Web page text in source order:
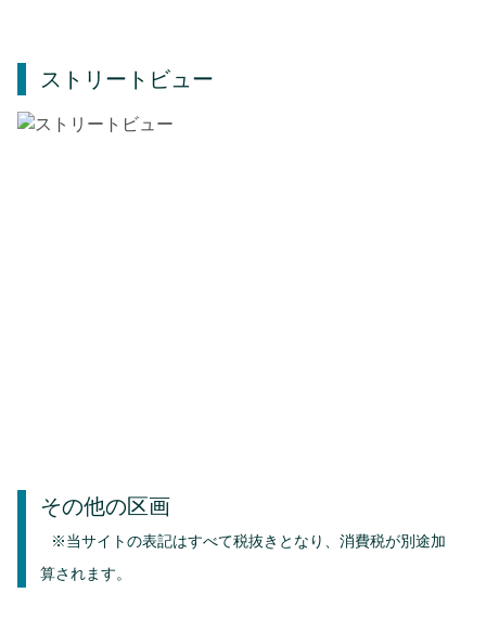
ストリートビュー
その他の区画
※当サイトの表記はすべて税抜きとなり、消費税が別途加
算されます。